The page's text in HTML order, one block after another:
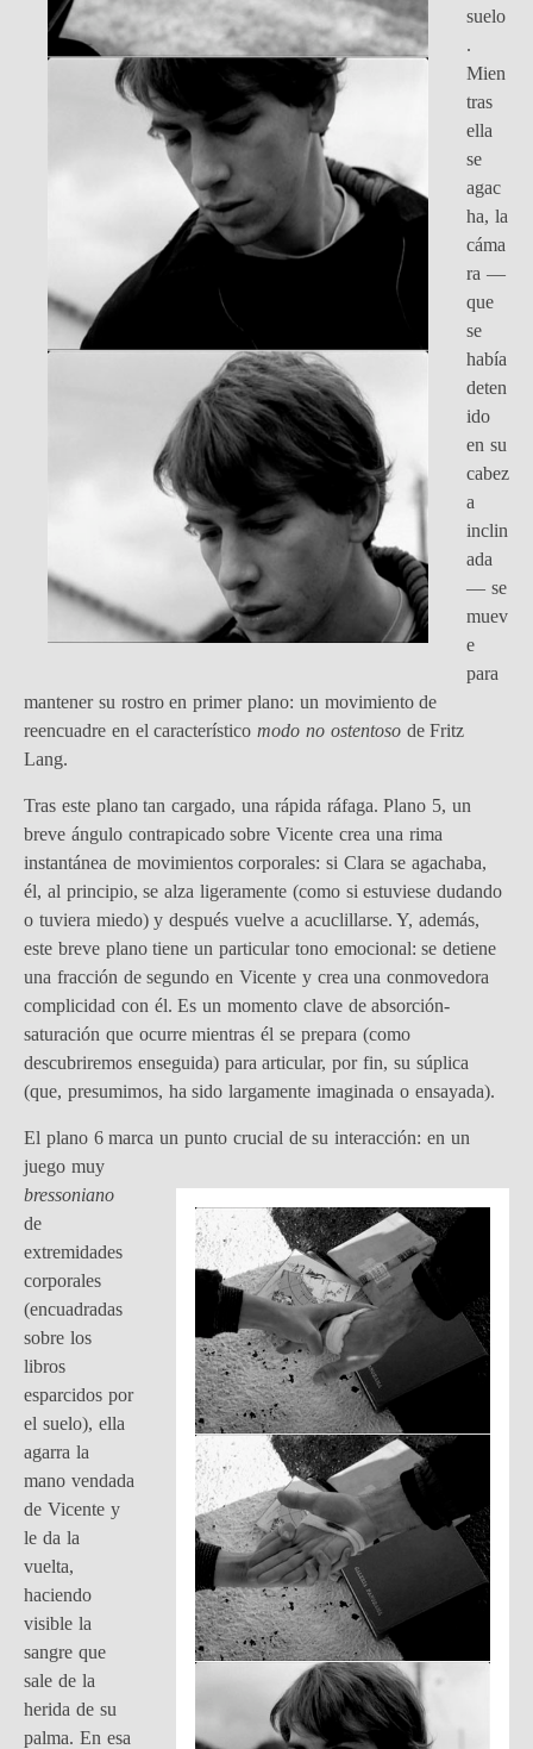
suelo
.
Mien
tras
ella
se
agac
ha, la
cáma
ra —
que
se
había
deten
ido
en su
cabez
a
inclin
ada
— se
muev
e
para
mantener su rostro en primer plano: un movimiento de
reencuadre en el característicomodo no ostentosode Fritz
Lang.
Tras este plano tan cargado, una rápida ráfaga. Plano 5, un
breve ángulo contrapicado sobre Vicente crea una rima
instantánea de movimientos corporales: si Clara se agachaba,
él, al principio, se alza ligeramente (como si estuviese dudando
o tuviera miedo) y después vuelve a acuclillarse. Y, además,
este breve plano tiene un particular tono emocional: se detiene
una fracción de segundo en Vicente y crea una conmovedora
complicidad con él. Es un momento clave de absorción-
saturación que ocurre mientras él se prepara (como
descubriremos enseguida) para articular, por fin, su súplica
(que, presumimos, ha sido largamente imaginada o ensayada).
El plano 6 marca un punto crucial de su interacción: en un
juego muy
bressoniano
de
extremidades
corporales
(encuadradas
sobre los
libros
esparcidos por
el suelo), ella
agarra la
mano vendada
de Vicente y
le da la
vuelta,
haciendo
visible la
sangre que
sale de la
herida de su
palma. En esa